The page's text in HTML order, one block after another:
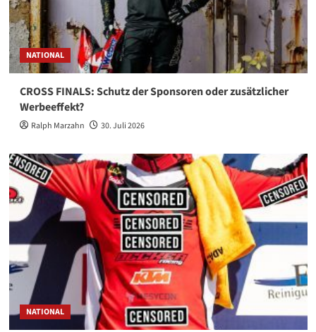
NATIONAL
CROSS FINALS: Schutz der Sponsoren oder zusätzlicher
Werbeeffekt?
Ralph Marzahn 30. Juli 2026
NATIONAL